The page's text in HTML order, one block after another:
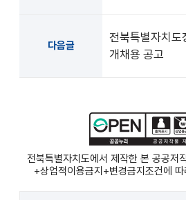
다음글
전북특별자치도
개채용 공고
전북특별자치도에서 제작한 본 공공저
+상업적이용금지+변경금지 조건에